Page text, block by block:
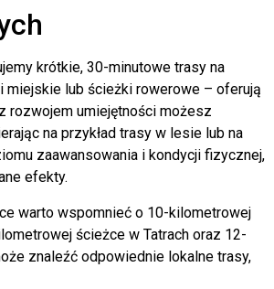
krótkie, 30-minutowe trasy na
miejskie lub ścieżki rowerowe – oferują
rozwojem umiejętności możesz
na przykład trasy w lesie lub na
zaawansowania i kondycji fizycznej,
efekty.
warto wspomnieć o 10-kilometrowej
ścieżce w Tatrach oraz 12-
znaleźć odpowiednie lokalne trasy,